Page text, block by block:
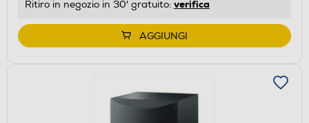
Ritiro in negozio in 30' gratuito: verifica
AGGIUNGI